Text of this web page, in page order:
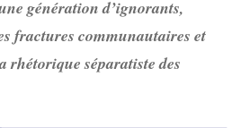
génération d’ignorants,
fractures communautaires et
rhétorique séparatiste des